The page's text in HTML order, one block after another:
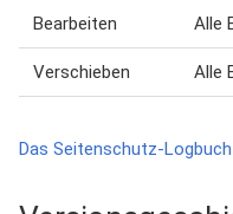
Bearbeiten Alle
Verschieben Alle
Das Seitenschutz-